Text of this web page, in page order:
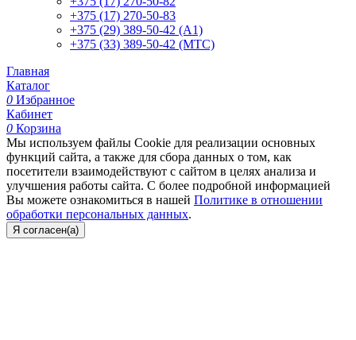
+375 (17) 270-50-83
+375 (29) 389-50-42 (А1)
+375 (33) 389-50-42 (МТС)
Главная
Каталог
0 Избранное
Кабинет
0 Корзина
Мы используем файлы Cookie для реализации основных
функций сайта, а также для сбора данных о том, как
посетители взаимодействуют с сайтом в целях анализа и
улучшения работы сайта. С более подробной информацией
Вы можете ознакомиться в нашей Политике в отношении
обработки персональных данных.
Я согласен(а)